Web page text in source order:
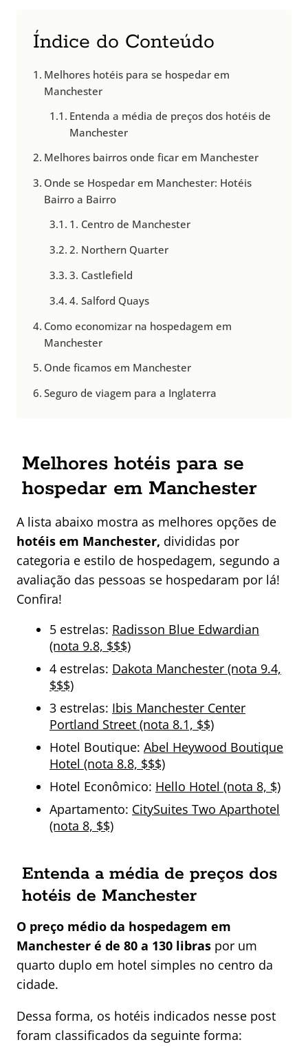
Índice do Conteúdo
Melhores hotéis para se hospedar em
Manchester
Entenda a média de preços dos hotéis de
Manchester
Melhores bairros onde ficar em Manchester
Onde se Hospedar em Manchester: Hotéis
Bairro a Bairro
1. Centro de Manchester
2. Northern Quarter
3. Castlefield
4. Salford Quays
Como economizar na hospedagem em
Manchester
Onde ficamos em Manchester
Seguro de viagem para a Inglaterra
Melhores hotéis para se
hospedar em Manchester
A lista abaixo mostra as melhores opções de
hotéis em Manchester, divididas por
categoria e estilo de hospedagem, segundo a
avaliação das pessoas se hospedaram por lá!
Confira!
5 estrelas: Radisson Blue Edwardian
(nota 9.8, $$$)
4 estrelas: Dakota Manchester (nota 9.4,
$$$)
3 estrelas: Ibis Manchester Center
Portland Street (nota 8.1, $$)
Hotel Boutique: Abel Heywood Boutique
Hotel (nota 8.8, $$$)
Hotel Econômico: Hello Hotel (nota 8, $)
Apartamento: CitySuites Two Aparthotel
(nota 8, $$)
Entenda a média de preços dos
hotéis de Manchester
O preço médio da hospedagem em
Manchester é de 80 a 130 libras por um
quarto duplo em hotel simples no centro da
cidade.
Dessa forma, os hotéis indicados nesse post
foram classificados da seguinte forma: